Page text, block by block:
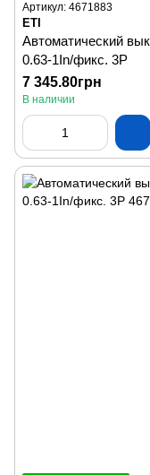
Артикул: 4671883
ETI
Автоматический
0.63-1In/фикс. 3P
7 345.80грн
В наличии